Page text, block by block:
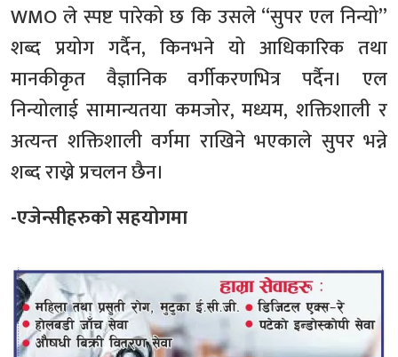
WMO ले स्पष्ट पारेको छ कि उसले “सुपर एल निन्यो”
शब्द प्रयोग गर्दैन, किनभने यो आधिकारिक तथा
मानकीकृत वैज्ञानिक वर्गीकरणभित्र पर्दैन। एल
निन्योलाई सामान्यतया कमजोर, मध्यम, शक्तिशाली र
अत्यन्त शक्तिशाली वर्गमा राखिने भएकाले सुपर भन्ने
शब्द राख्ने प्रचलन छैन।
-एजेन्सीहरुको सहयोगमा